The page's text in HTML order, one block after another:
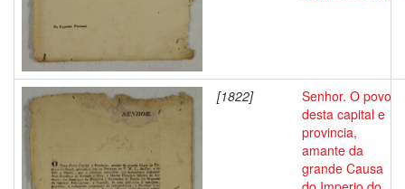
[1822]
Senhor. O povo
desta capital e
provincia,
amante da
grande Causa